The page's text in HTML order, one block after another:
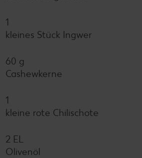
1
kleines Stück Ingwer
60 g
Cashewkerne
1
kleine rote Chilischote
2 EL
Olivenöl